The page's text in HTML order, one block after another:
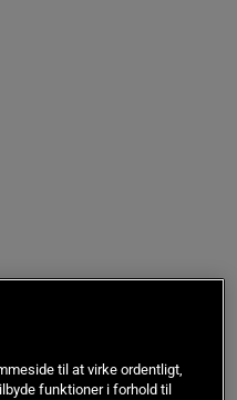
til at virke ordentligt,
funktioner i forhold til